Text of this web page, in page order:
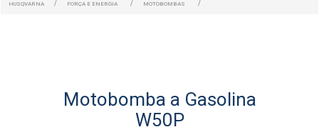
FORÇA E ENERGIA MOTOBOMBAS
Motobomba a Gasolina
W50P